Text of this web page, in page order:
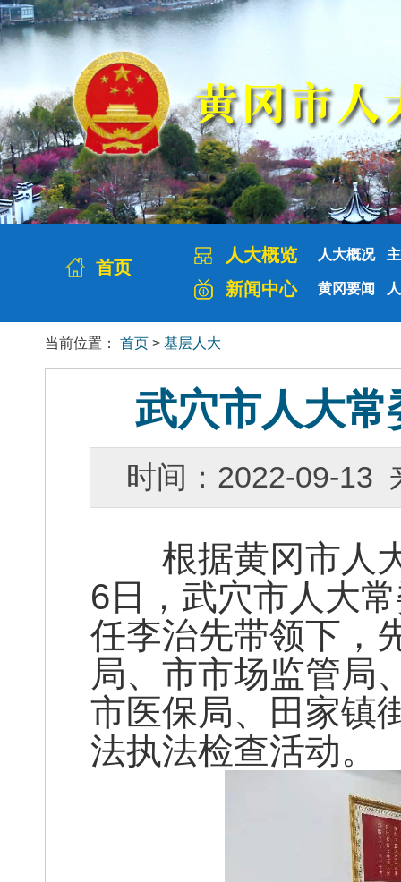
首页
人大概览 人大概况
新闻中心 黄冈要闻
当前位置： 首页 > 基层人大
武穴市人大
时间：2022-09-
根据黄冈市人大
6日，武穴市人大
任李治先带领下，
局、市市场监管局
市医保局、田家镇
法执法检查活动。